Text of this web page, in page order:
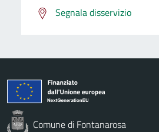
Segnala disservizio
Comune di Fontanarosa